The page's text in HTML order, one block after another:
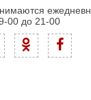
00 до 21-00